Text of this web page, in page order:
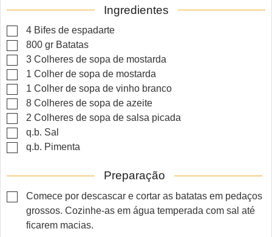
Ingredientes
▢
4 Bifes de espadarte
▢
800 gr Batatas
▢
3 Colheres de sopa de mostarda
▢
1 Colher de sopa de mostarda
▢
1 Colher de sopa de vinho branco
▢
8 Colheres de sopa de azeite
▢
2 Colheres de sopa de salsa picada
▢
q.b. Sal
▢
q.b. Pimenta
Preparação
▢
Comece por descascar e cortar as batatas em pedaços
grossos. Cozinhe-as em água temperada com sal até
ficarem macias.